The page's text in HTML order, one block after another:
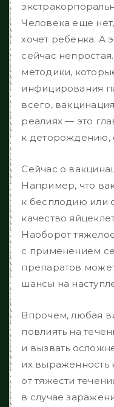
Человека еще
хочет ребенка. А
сейчас
методики,
инфицирования
всего,
реалиях — это
к деторождению,
Сейчас о
Например, что
к бесплодию или
качество
Наоборот
с применением
препаратов
шансы на
Впрочем, любая
повлиять на
и вызвать
их выраженность
от тяжести
в случае